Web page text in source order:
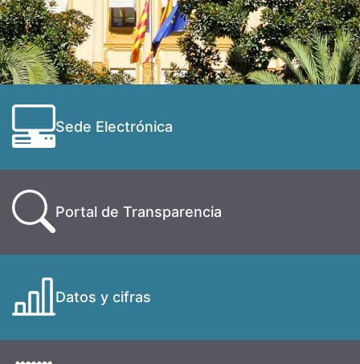
Sede Electrónica
Portal de Transparencia
Datos y cifras